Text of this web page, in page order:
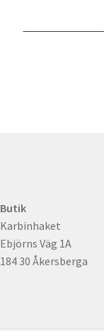
Butik
Karbinhaket
Ebjörns Väg 1A
184 30 Åkersberga